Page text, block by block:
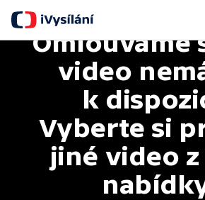
Omlouváme
video
k
Vyberte si
jiné video z